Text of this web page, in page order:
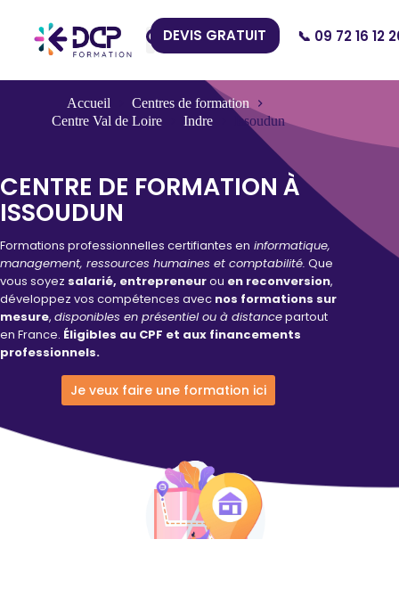
DEVIS GRATUIT 📞 09 72 16 12
Accueil
Centres de formation
Centre Val de Loire
Indre Issoudun
CENTRE DE FORMATION À
ISSOUDUN
Formations professionnelles certifiantes en informatique,
management, ressources humaines et comptabilité. Que
vous soyez salarié, entrepreneurou en reconversion,
développez vos compétences avec nos formations sur
mesure, disponibles en présentiel ou à distancepartout
en France. Éligibles au CPF et aux financements
professionnels.
Je veux faire une formation ici